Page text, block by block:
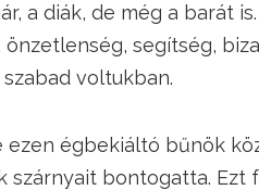
a diák, de még a barát
önzetlenség, segítség,
voltukban.
égbekiáltó bűnök
szárnyait bontogatta. Ezt